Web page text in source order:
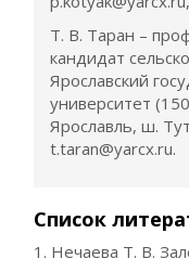
Т. В. Таран –
кандидат
Ярославский
университет
Ярославль, ш.
t.taran@yarcx.ru.
Список
1. Нечаева Т. В.